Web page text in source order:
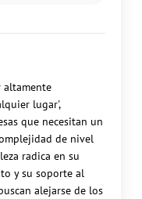
altamente
lugar',
que necesitan un
de nivel
radica en su
y su soporte al
alejarse de los